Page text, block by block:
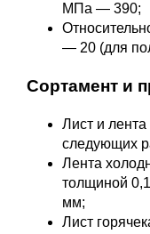
МПа — 390;
— 20 (для
Сортамент и
Лист и лента
следующих
Лента
толщиной
мм;
Лист